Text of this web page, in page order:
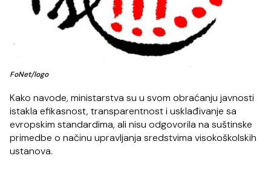
FoNet/logo
Kako navode, ministarstva su u svom obraćanju javnosti
istakla efikasnost, transparentnost i usklađivanje sa
evropskim standardima, ali nisu odgovorila na suštinske
primedbe o načinu upravljanja sredstvima visokoškolskih
ustanova.